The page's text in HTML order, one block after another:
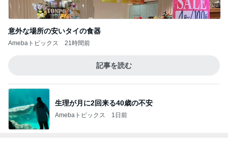
意外な場所の安いタイの食器
Amebaトピックス 21時間前
記事を読む
生理が月に2回来る40歳の不安
Amebaトピックス 1日前